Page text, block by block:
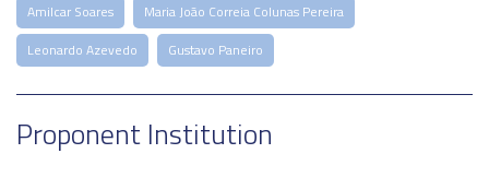
Amilcar Soares
Maria João Correia Colunas Pereira
Leonardo Azevedo
Gustavo Paneiro
Proponent Institution